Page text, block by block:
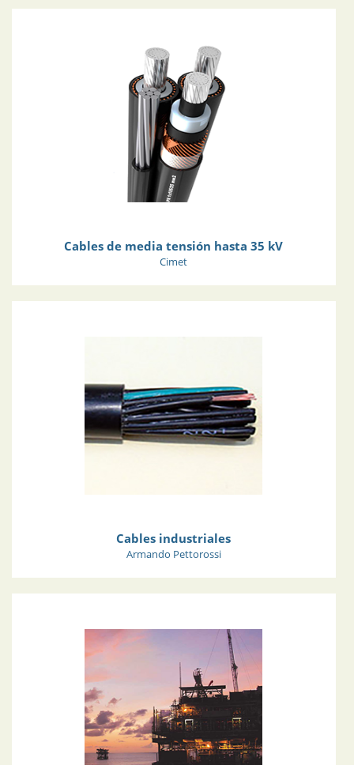
Cables de media tensión hasta 35 kV
Cimet
Cables industriales
Armando Pettorossi